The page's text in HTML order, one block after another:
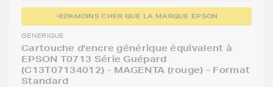
-82%MOINS CHER QUE LA MARQUE EPSON
GENERIQUE
Cartouche d'encre générique équivalent à
EPSON T0713 Série Guépard
(C13T07134012) - MAGENTA (rouge) - Format
Standard